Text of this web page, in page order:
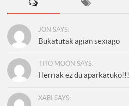
JON SAYS:
Bukatutak agian sexiago
TITO MOON SAYS:
Herriak ez du aparkatuko!!!
XABI SAYS: